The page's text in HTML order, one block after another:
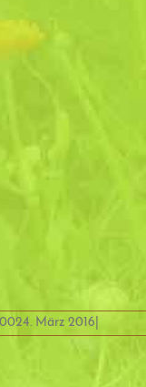
24. März 2016